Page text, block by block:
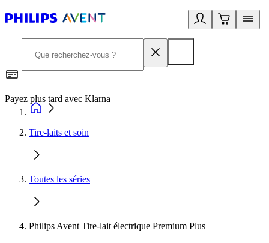
Payez plus tard avec Klarna
Tire-laits et soin
Toutes les séries
Philips Avent Tire-lait électrique Premium Plus